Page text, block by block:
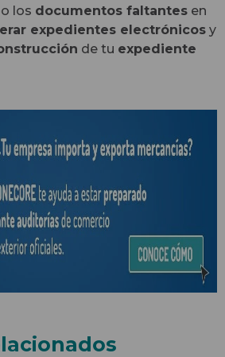
los documentos faltantes en
expedientes electrónicos y
de tu expediente